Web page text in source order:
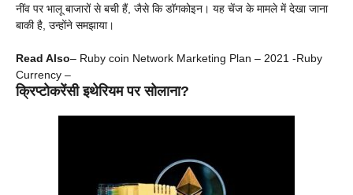
नींव पर भालू बाजारों से बची हैं, जैसे कि डॉगकोइन। यह चेंज के मामले में देखा जाना
बाकी है, उन्होंने समझाया।
Read Also– Ruby coin Network Marketing Plan – 2021 -Ruby
Currency –
क्रिप्टोकरेंसी इथेरियम पर सोलाना?